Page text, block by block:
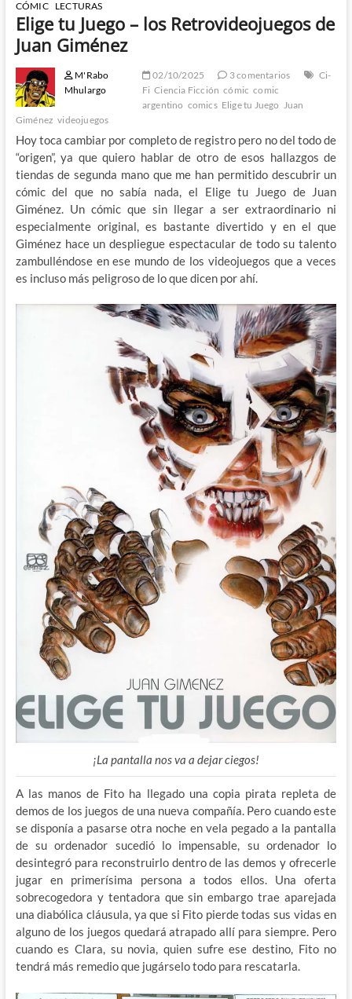
CÓMIC LECTURAS
Elige tu Juego – los Retrovideojuegos de
Juan Giménez
M'Rabo
Mhulargo
02/10/2025 3 comentarios
Ci-
Fi Ciencia Ficción cómic comic
argentino comics Elige tu Juego Juan
Giménez videojuegos
Hoy toca cambiar por completo de registro pero no del todo de
“origen”, ya que quiero hablar de otro de esos hallazgos de
tiendas de segunda mano que me han permitido descubrir un
cómic del que no sabía nada, el Elige tu Juego de Juan
Giménez. Un cómic que sin llegar a ser extraordinario ni
especialmente original, es bastante divertido y en el que
Giménez hace un despliegue espectacular de todo su talento
zambulléndose en ese mundo de los videojuegos que a veces
es incluso más peligroso de lo que dicen por ahí.
¡La pantalla nos va a dejar ciegos!
A las manos de Fito ha llegado una copia pirata repleta de
demos de los juegos de una nueva compañía. Pero cuando este
se disponía a pasarse otra noche en vela pegado a la pantalla
de su ordenador sucedió lo impensable, su ordenador lo
desintegró para reconstruirlo dentro de las demos y ofrecerle
jugar en primerísima persona a todos ellos. Una oferta
sobrecogedora y tentadora que sin embargo trae aparejada
una diabólica cláusula, ya que si Fito pierde todas sus vidas en
alguno de los juegos quedará atrapado allí para siempre. Pero
cuando es Clara, su novia, quien sufre ese destino, Fito no
tendrá más remedio que jugárselo todo para rescatarla.